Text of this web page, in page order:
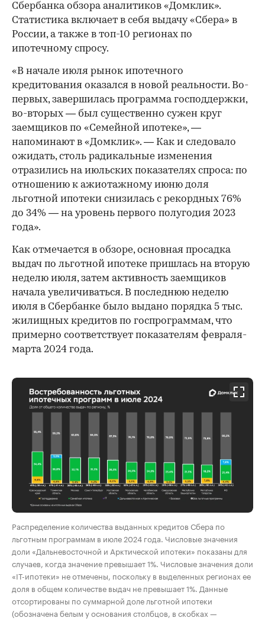
Сбербанка обзора аналитиков «Домклик».
Статистика включает в себя выдачу «Сбера» в
России, а также в топ-10 регионах по
ипотечному спросу.
«В начале июля рынок ипотечного
кредитования оказался в новой реальности. Во-
первых, завершилась программа господдержки,
во-вторых — был существенно сужен круг
заемщиков по «Семейной ипотеке», —
напоминают в «Домклик». — Как и следовало
ожидать, столь радикальные изменения
отразились на июльских показателях спроса: по
отношению к ажиотажному июню доля
льготной ипотеки снизилась с рекордных 76%
до 34% — на уровень первого полугодия 2023
года».
Как отмечается в обзоре, основная просадка
выдач по льготной ипотеке пришлась на вторую
неделю июля, затем активность заемщиков
начала увеличиваться. В последнюю неделю
июля в Сбербанке было выдано порядка 5 тыс.
жилищных кредитов по госпрограммам, что
примерно соответствует показателям февраля-
марта 2024 года.
Распределение количества выданных кредитов Сбера по
льготным программам в июле 2024 года. Числовые значения
доли «Дальневосточной и Арктической ипотеки» показаны для
случаев, когда значение превышает 1%. Числовые значения доли
«IT-ипотеки» не отмечены, поскольку в выделенных регионах ее
доля в общем количестве выдач не превышает 1%. Данные
отсортированы по суммарной доле льготной ипотеки
(обозначена белым у основания столбцов, в скобках —